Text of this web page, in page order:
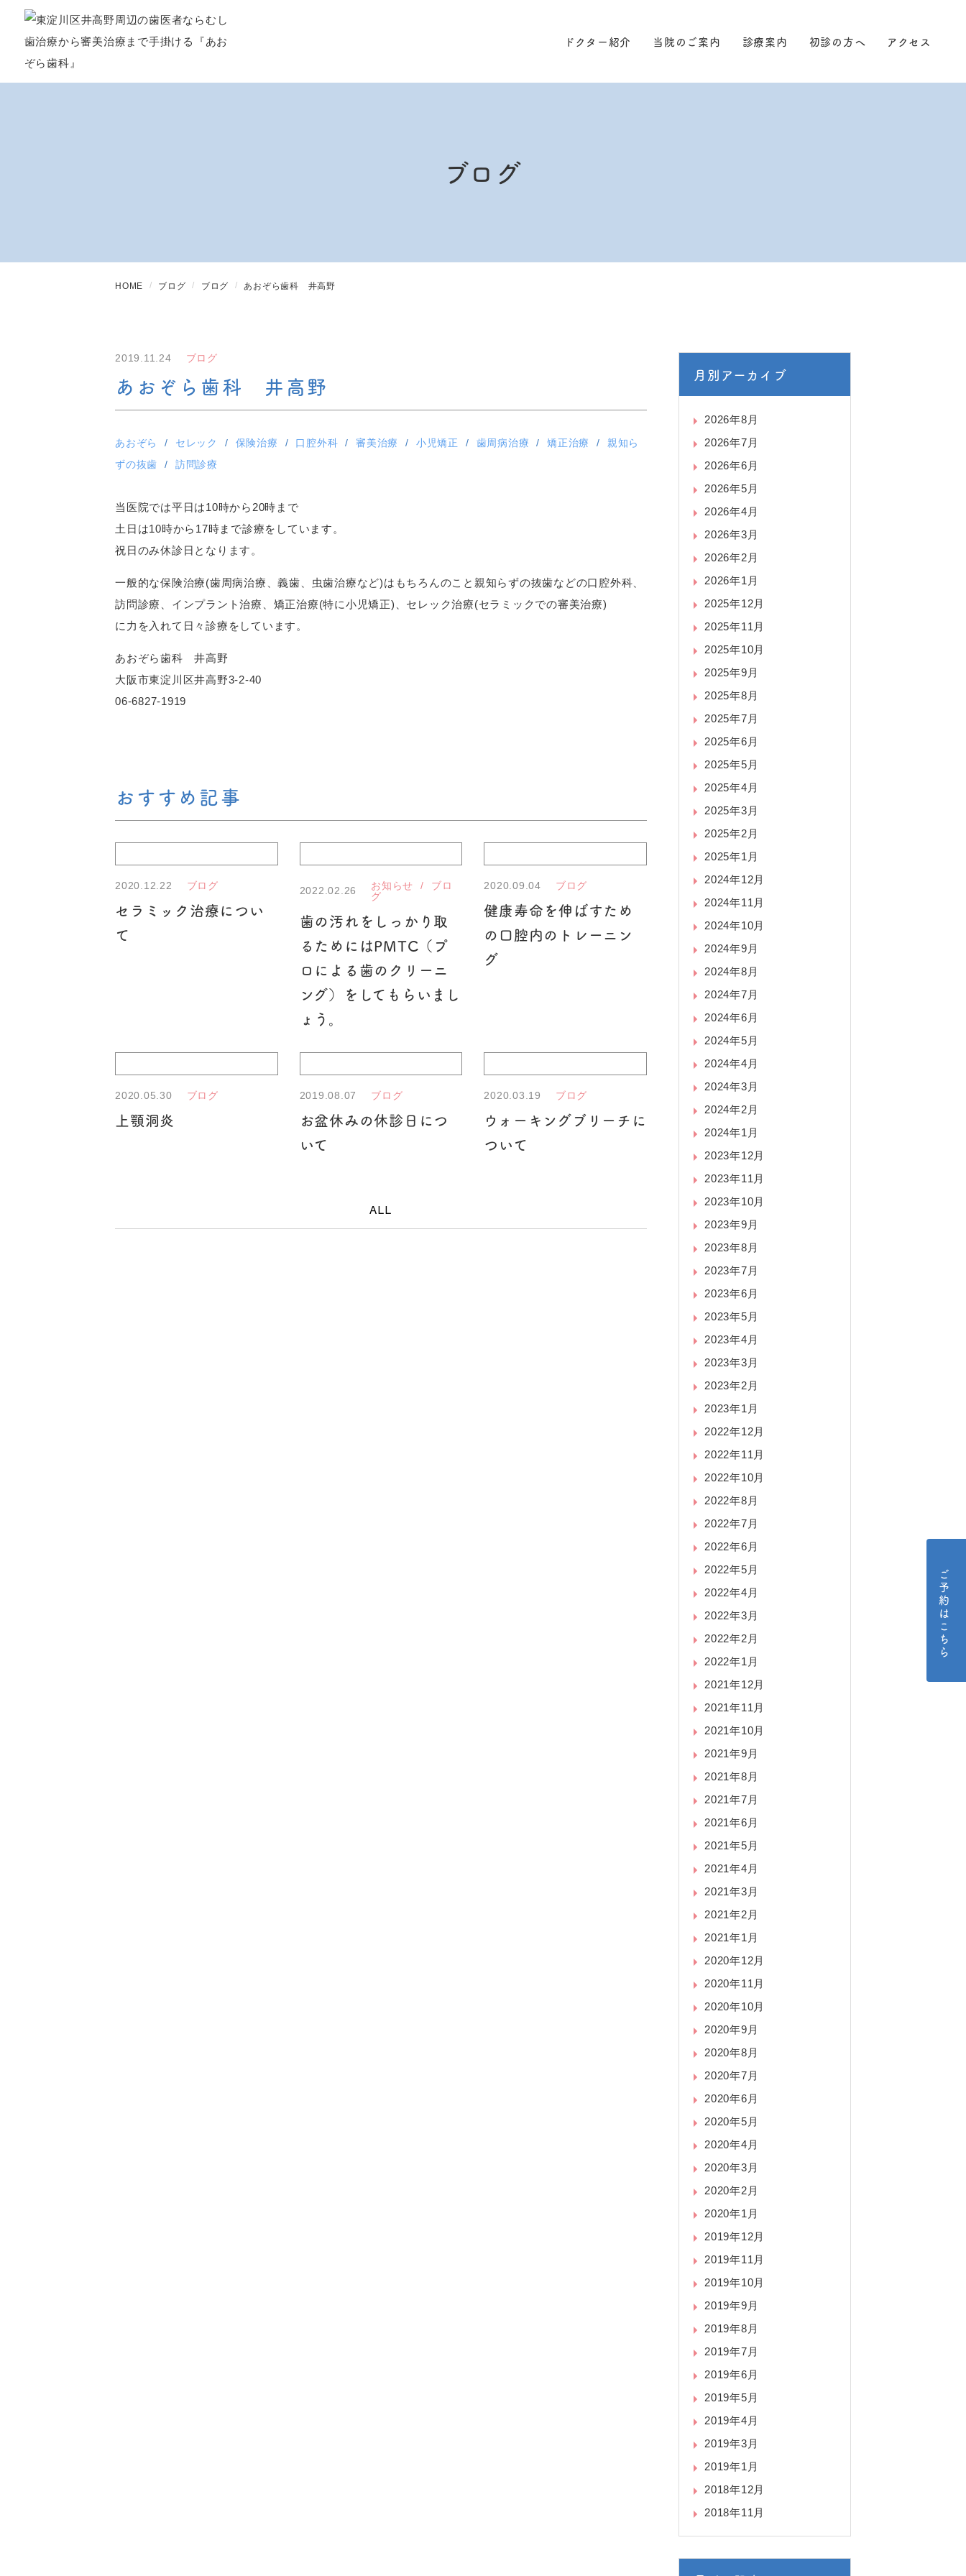
ドクター紹介 当院のご案内 診療案内 初診の方へ アクセス
ブログ
HOME ブログ ブログ あおぞら歯科 井高野
2019.11.24 ブログ
あおぞら歯科 井高野
あおぞら セレック 保険治療 口腔外科 審美治療 小児矯正 歯周病治療 矯正治療
親知ら
ずの抜歯
訪問診療
当医院では平日は10時から20時まで
土日は10時から17時まで診療をしています。
祝日のみ休診日となります。
一般的な保険治療(歯周病治療、義歯、虫歯治療など)はもちろんのこと親知らずの抜歯などの口腔外科、
訪問診療、インプラント治療、矯正治療(特に小児矯正)、セレック治療(セラミックでの審美治療)
に力を入れて日々診療をしています。
あおぞら歯科 井高野
大阪市東淀川区井高野3-2-40
06-6827-1919
おすすめ記事
2020.12.22 ブログ
セラミック治療につい
て
2022.02.26 お知らせ
ブロ
グ
歯の汚れをしっかり取
るためにはPMTC（プ
ロによる歯のクリーニ
ング）をしてもらいまし
ょう。
2020.09.04 ブログ
健康寿命を伸ばすため
の口腔内のトレーニン
グ
2020.05.30 ブログ
上顎洞炎
2019.08.07 ブログ
お盆休みの休診日につ
いて
2020.03.19 ブログ
ウォーキングブリーチに
ついて
ALL
月別アーカイブ
2026年8月
2026年7月
2026年6月
2026年5月
2026年4月
2026年3月
2026年2月
2026年1月
2025年12月
2025年11月
2025年10月
2025年9月
2025年8月
2025年7月
2025年6月
2025年5月
2025年4月
2025年3月
2025年2月
2025年1月
2024年12月
2024年11月
2024年10月
2024年9月
2024年8月
2024年7月
2024年6月
2024年5月
2024年4月
2024年3月
2024年2月
2024年1月
2023年12月
2023年11月
2023年10月
2023年9月
2023年8月
2023年7月
2023年6月
2023年5月
2023年4月
2023年3月
2023年2月
2023年1月
2022年12月
2022年11月
2022年10月
2022年8月
2022年7月
2022年6月
2022年5月
2022年4月
2022年3月
2022年2月
2022年1月
2021年12月
2021年11月
2021年10月
2021年9月
2021年8月
2021年7月
2021年6月
2021年5月
2021年4月
2021年3月
2021年2月
2021年1月
2020年12月
2020年11月
2020年10月
2020年9月
2020年8月
2020年7月
2020年6月
2020年5月
2020年4月
2020年3月
2020年2月
2020年1月
2019年12月
2019年11月
2019年10月
2019年9月
2019年8月
2019年7月
2019年6月
2019年5月
2019年4月
2019年3月
2019年1月
2018年12月
2018年11月
ご予約はこちら